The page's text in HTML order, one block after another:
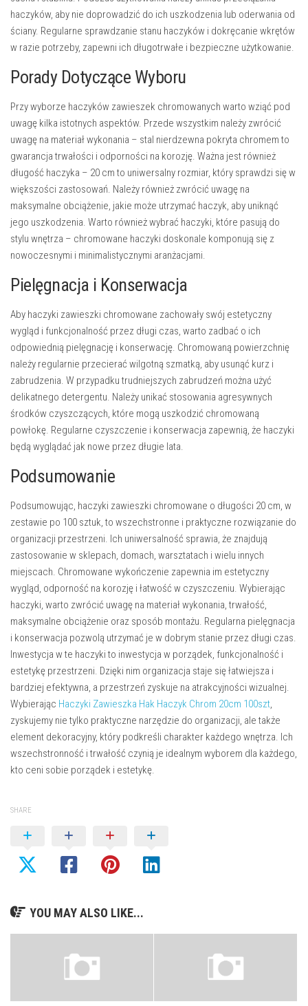
haczyków, aby nie doprowadzić do ich uszkodzenia lub oderwania od
ściany. Regularne sprawdzanie stanu haczyków i dokręcanie wkrętów
w razie potrzeby, zapewni ich długotrwałe i bezpieczne użytkowanie.
Porady Dotyczące Wyboru
Przy wyborze haczyków zawieszek chromowanych warto wziąć pod
uwagę kilka istotnych aspektów. Przede wszystkim należy zwrócić
uwagę na materiał wykonania – stal nierdzewna pokryta chromem to
gwarancja trwałości i odporności na korozję. Ważna jest również
długość haczyka – 20 cm to uniwersalny rozmiar, który sprawdzi się w
większości zastosowań. Należy również zwrócić uwagę na
maksymalne obciążenie, jakie może utrzymać haczyk, aby uniknąć
jego uszkodzenia. Warto również wybrać haczyki, które pasują do
stylu wnętrza – chromowane haczyki doskonale komponują się z
nowoczesnymi i minimalistycznymi aranżacjami.
Pielęgnacja i Konserwacja
Aby haczyki zawieszki chromowane zachowały swój estetyczny
wygląd i funkcjonalność przez długi czas, warto zadbać o ich
odpowiednią pielęgnację i konserwację. Chromowaną powierzchnię
należy regularnie przecierać wilgotną szmatką, aby usunąć kurz i
zabrudzenia. W przypadku trudniejszych zabrudzeń można użyć
delikatnego detergentu. Należy unikać stosowania agresywnych
środków czyszczących, które mogą uszkodzić chromowaną
powłokę. Regularne czyszczenie i konserwacja zapewnią, że haczyki
będą wyglądać jak nowe przez długie lata.
Podsumowanie
Podsumowując, haczyki zawieszki chromowane o długości 20 cm, w
zestawie po 100 sztuk, to wszechstronne i praktyczne rozwiązanie do
organizacji przestrzeni. Ich uniwersalność sprawia, że znajdują
zastosowanie w sklepach, domach, warsztatach i wielu innych
miejscach. Chromowane wykończenie zapewnia im estetyczny
wygląd, odporność na korozję i łatwość w czyszczeniu. Wybierając
haczyki, warto zwrócić uwagę na materiał wykonania, trwałość,
maksymalne obciążenie oraz sposób montażu. Regularna pielęgnacja
i konserwacja pozwolą utrzymać je w dobrym stanie przez długi czas.
Inwestycja w te haczyki to inwestycja w porządek, funkcjonalność i
estetykę przestrzeni. Dzięki nim organizacja staje się łatwiejsza i
bardziej efektywna, a przestrzeń zyskuje na atrakcyjności wizualnej.
Wybierając Haczyki Zawieszka Hak Haczyk Chrom 20cm 100szt,
zyskujemy nie tylko praktyczne narzędzie do organizacji, ale także
element dekoracyjny, który podkreśli charakter każdego wnętrza. Ich
wszechstronność i trwałość czynią je idealnym wyborem dla każdego,
kto ceni sobie porządek i estetykę.
SHARE
YOU MAY ALSO LIKE...